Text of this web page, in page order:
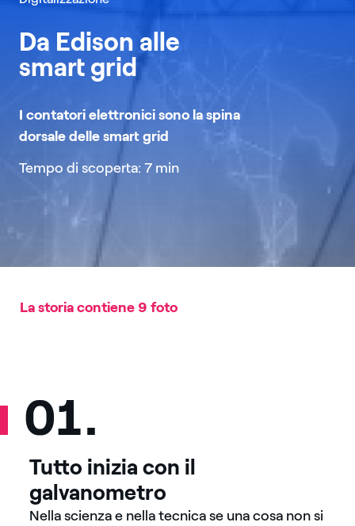
Da Edison alle
smart grid
I contatori elettronici sono la spina
dorsale delle smart grid
Tempo di scoperta: 7 min
La storia contiene 9 foto
01.
Tutto inizia con il
galvanometro
Nella scienza e nella tecnica se una cosa non si